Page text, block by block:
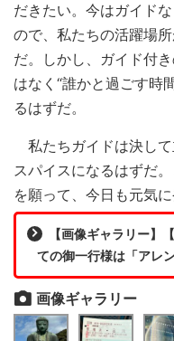
だきたい。今はガイド
ので、私たちの活躍場
だ。しかし、ガイド付
はなく“誰かと過ごす時
るはずだ。
私たちガイドは決し
スパイスになるはずだ
を願って、今日も元気
【画像ギャラリー】
ての御一行様は「アレ
画像ギャラリー